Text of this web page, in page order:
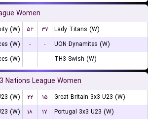
Women
(W) ۵۲ ۳۷
Lady Titans (W)
(W)
- -
UON Dynamites (W)
(W)
- - TH3 Swish (W)
Nations League Women
(W) ۲۲ ۱۵
Great Britain 3x3 U23 (W)
(W)
۱۸ ۱۷ Portugal 3x3 U23 (W)